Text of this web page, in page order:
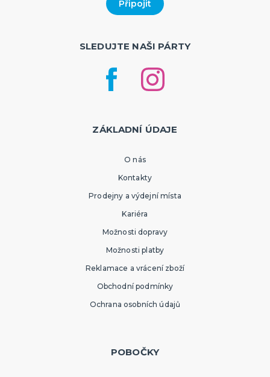
SLEDUJTE NAŠI PÁRTY
ZÁKLADNÍ ÚDAJE
O nás
Kontakty
Prodejny a výdejní místa
Kariéra
Možnosti dopravy
Možnosti platby
Reklamace a vrácení zboží
Obchodní podmínky
Ochrana osobních údajů
POBOČKY